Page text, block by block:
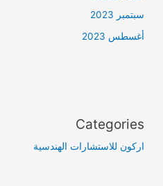
سبتمبر 2023
أغسطس 2023
Categories
اركون للاستشارات الهندسية